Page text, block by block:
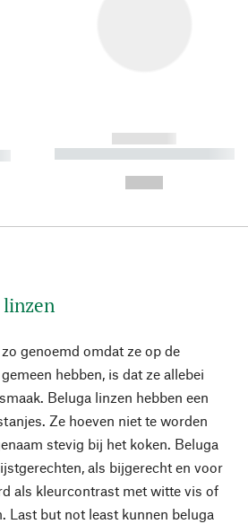
------------
----------- ----------- ----------
genoemd omdat ze op de
hebben, is dat ze allebei
Beluga linzen hebben een
Ze hoeven niet te worden
stevig bij het koken. Beluga
als bijgerecht en voor
als kleurcontrast met witte vis of
Last but not least kunnen beluga